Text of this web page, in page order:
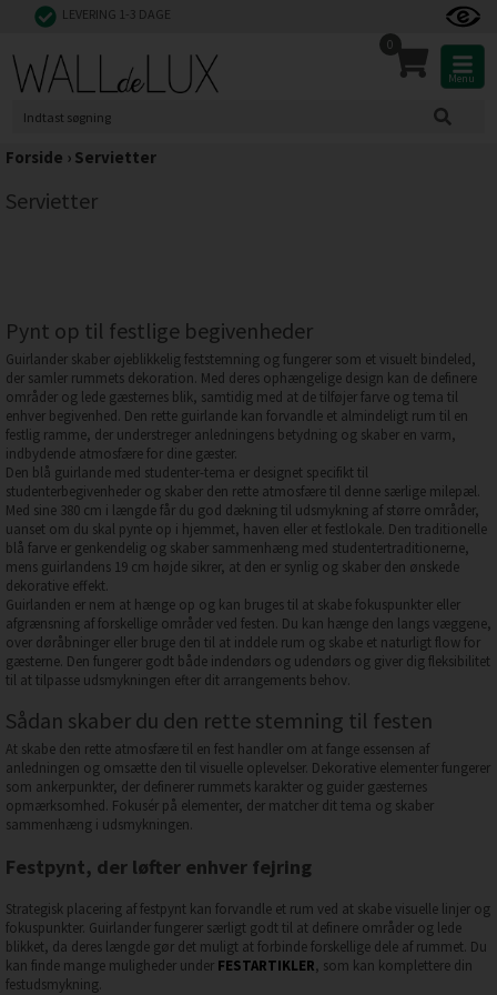
LEVERING 1-3 DAGE
0
Menu
Forside › Servietter
Servietter
Pynt op til festlige begivenheder
Guirlander skaber øjeblikkelig feststemning og fungerer som et visuelt bindeled,
der samler rummets dekoration. Med deres ophængelige design kan de definere
områder og lede gæsternes blik, samtidig med at de tilføjer farve og tema til
enhver begivenhed. Den rette guirlande kan forvandle et almindeligt rum til en
festlig ramme, der understreger anledningens betydning og skaber en varm,
indbydende atmosfære for dine gæster.
Den blå guirlande med studenter-tema er designet specifikt til
studenterbegivenheder og skaber den rette atmosfære til denne særlige milepæl.
Med sine 380 cm i længde får du god dækning til udsmykning af større områder,
uanset om du skal pynte op i hjemmet, haven eller et festlokale. Den traditionelle
blå farve er genkendelig og skaber sammenhæng med studentertraditionerne,
mens guirlandens 19 cm højde sikrer, at den er synlig og skaber den ønskede
dekorative effekt.
Guirlanden er nem at hænge op og kan bruges til at skabe fokuspunkter eller
afgrænsning af forskellige områder ved festen. Du kan hænge den langs væggene,
over døråbninger eller bruge den til at inddele rum og skabe et naturligt flow for
gæsterne. Den fungerer godt både indendørs og udendørs og giver dig fleksibilitet
til at tilpasse udsmykningen efter dit arrangements behov.
Sådan skaber du den rette stemning til festen
At skabe den rette atmosfære til en fest handler om at fange essensen af
anledningen og omsætte den til visuelle oplevelser. Dekorative elementer fungerer
som ankerpunkter, der definerer rummets karakter og guider gæsternes
opmærksomhed. Fokusér på elementer, der matcher dit tema og skaber
sammenhæng i udsmykningen.
Festpynt, der løfter enhver fejring
Strategisk placering af festpynt kan forvandle et rum ved at skabe visuelle linjer og
fokuspunkter. Guirlander fungerer særligt godt til at definere områder og lede
blikket, da deres længde gør det muligt at forbinde forskellige dele af rummet. Du
kan finde mange muligheder under FESTARTIKLER, som kan komplettere din
festudsmykning.